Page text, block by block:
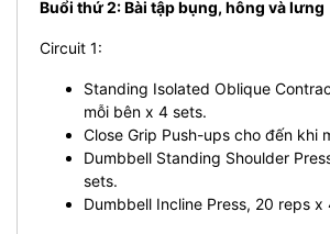
Buổi thứ 2: Bài tập bụng, hông và lưng
Circuit 1:
Standing Isolated Oblique
mỗi bên x 4 sets.
Close Grip Push-ups cho đến khi
Dumbbell Standing Shoulder
sets.
Dumbbell Incline Press, 20 reps x